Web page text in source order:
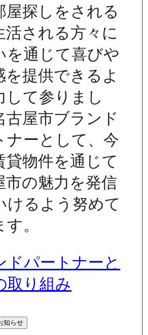
屋探しをされる
活される方々に
を通じて喜びや
を提供できるよ
して参りまし
古屋市ブランド
ナーとして、今
貸物件を通じて
市の魅力を発信
けるよう努めて
。
ドパートナーと
取り組み
知らせ